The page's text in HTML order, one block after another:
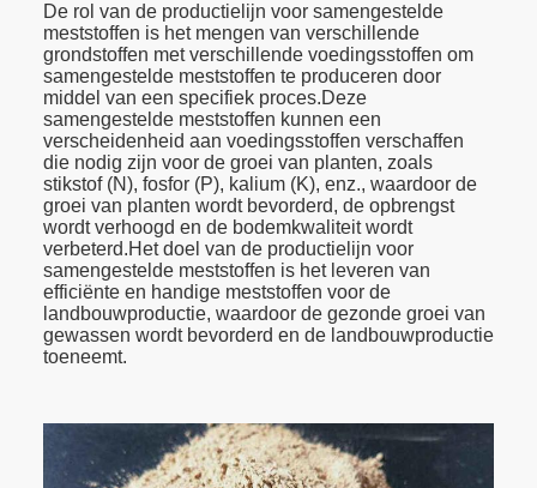
De rol van de productielijn voor samengestelde
meststoffen is het mengen van verschillende
grondstoffen met verschillende voedingsstoffen om
samengestelde meststoffen te produceren door
middel van een specifiek proces.Deze
samengestelde meststoffen kunnen een
verscheidenheid aan voedingsstoffen verschaffen
die nodig zijn voor de groei van planten, zoals
stikstof (N), fosfor (P), kalium (K), enz., waardoor de
groei van planten wordt bevorderd, de opbrengst
wordt verhoogd en de bodemkwaliteit wordt
verbeterd.Het doel van de productielijn voor
samengestelde meststoffen is het leveren van
efficiënte en handige meststoffen voor de
landbouwproductie, waardoor de gezonde groei van
gewassen wordt bevorderd en de landbouwproductie
toeneemt.